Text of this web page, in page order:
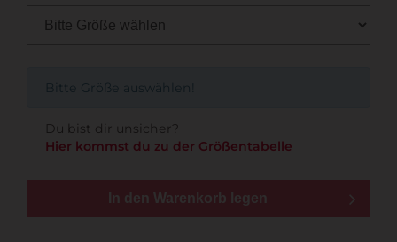
Bitte Größe auswählen!
Du bist dir unsicher?
Hier kommst du zu der Größentabelle
In den Warenkorb legen